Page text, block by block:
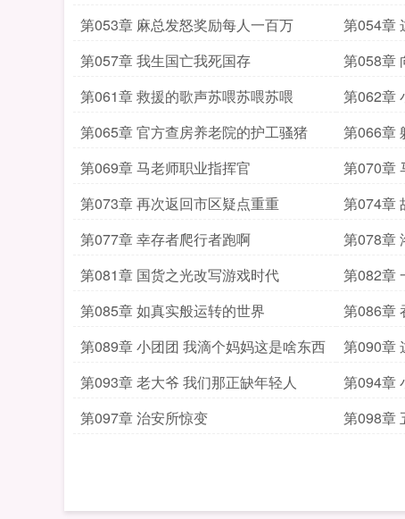
第053章 麻总发怒奖励每人一百万
第054章
第057章 我生国亡我死国存 第058章
第061章 救援的歌声苏喂苏喂苏喂
第062章
第065章 官方查房养老院的护工骚猪 第066章
第069章 马老师职业指挥官
第070章
去
第073章 再次返回市区疑点重重
第074章
第077章 幸存者爬行者跑啊
第078章
第081章 国货之光改写游戏时代
第082章
第085章 如真实般运转的世界
第086章
第089章 小团团 我滴个妈妈这是啥东西
第090章
第093章 老大爷 我们那正缺年轻人
第094章
第097章 治安所惊变
第098章